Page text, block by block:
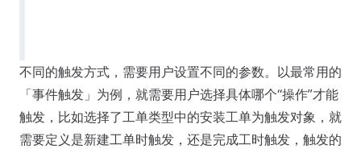
不同的触发方式，需要用户设置不同的参数。以最常用的
「事件触发」为例，就需要用户选择具体哪个“操作”才能
触发，比如选择了工单类型中的安装工单为触发对象，就
需要定义是新建工单时触发，还是完成工时触发，触发的